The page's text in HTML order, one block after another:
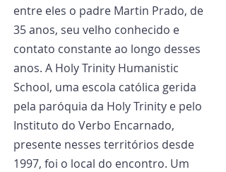
entre eles o padre Martin Prado, de
35 anos, seu velho conhecido e
contato constante ao longo desses
anos. A Holy Trinity Humanistic
School, uma escola católica gerida
pela paróquia da Holy Trinity e pelo
Instituto do Verbo Encarnado,
presente nesses territórios desde
1997, foi o local do encontro. Um